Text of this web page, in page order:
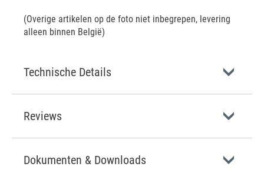
(Overige artikelen op de foto niet inbegrepen, levering
alleen binnen België)
Technische Details
Reviews
Dokumenten & Downloads